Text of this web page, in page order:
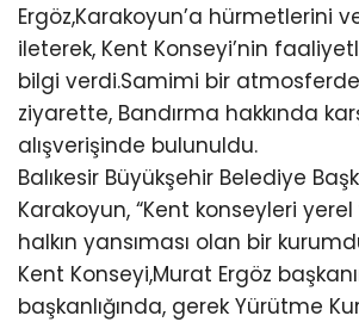
Ergöz,Karakoyun’a hürmetlerini
ileterek, Kent Konseyi’nin
bilgi verdi.Samimi bir
ziyarette, Bandırma hakkında
alışverişinde bulunuldu.
Balıkesir Büyükşehir Belediye
Karakoyun, “Kent konseyleri
halkın yansıması olan bir
Kent Konseyi,Murat Ergöz
başkanlığında, gerek Yürütme